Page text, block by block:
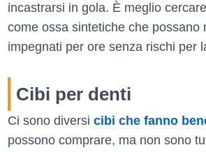
incastrarsi in gola. È meglio
come ossa sintetiche che possano
impegnati per ore senza rischi per
Cibi per denti
Ci sono diversi cibi che fanno
possono comprare, ma non sono